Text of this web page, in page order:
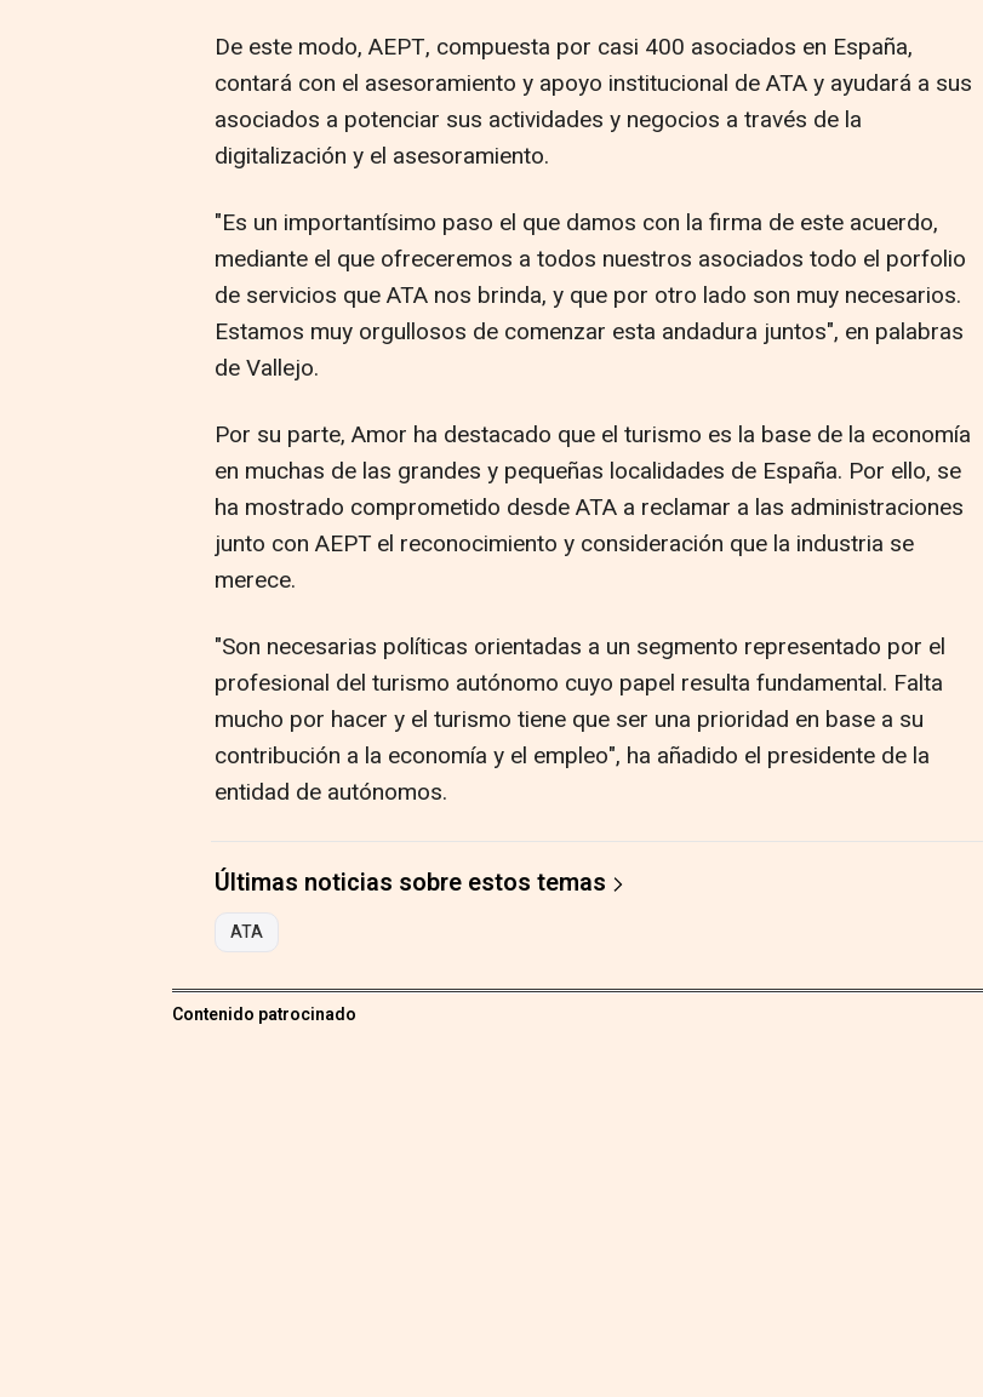
De este modo, AEPT, compuesta por casi 400 asociados en España,
contará con el asesoramiento y apoyo institucional de ATA y ayudará a sus
asociados a potenciar sus actividades y negocios a través de la
digitalización y el asesoramiento.
"Es un importantísimo paso el que damos con la firma de este acuerdo,
mediante el que ofreceremos a todos nuestros asociados todo el porfolio
de servicios que ATA nos brinda, y que por otro lado son muy necesarios.
Estamos muy orgullosos de comenzar esta andadura juntos", en palabras
de Vallejo.
Por su parte, Amor ha destacado que el turismo es la base de la economía
en muchas de las grandes y pequeñas localidades de España. Por ello, se
ha mostrado comprometido desde ATA a reclamar a las administraciones
junto con AEPT el reconocimiento y consideración que la industria se
merece.
"Son necesarias políticas orientadas a un segmento representado por el
profesional del turismo autónomo cuyo papel resulta fundamental. Falta
mucho por hacer y el turismo tiene que ser una prioridad en base a su
contribución a la economía y el empleo", ha añadido el presidente de la
entidad de autónomos.
Últimas noticias sobre estos temas
ATA
Contenido patrocinado